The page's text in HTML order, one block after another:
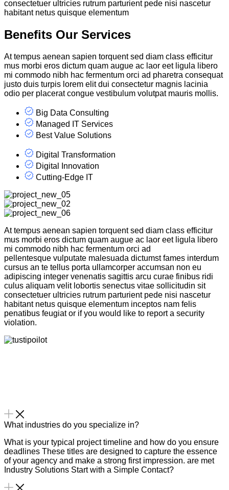
consectetuer ultricies rutrum parturient pede nisi nascetur
habitant netus quisque elementum
Benefits Our Services
At tempus aenean sapien torquent sed diam class efficitur
mus morbi eros dictum quam augue ac laor eet ligula libero
mi commodo nibh hac fermentum orci ad pharetra consequat
justo duis turpis lorem elit dui consectetur magnis lacinia
odio per placerat congue vestibulum volutpat mauris mollis.
Big Data Consulting
Managed IT Services
Best Value Solutions
Digital Transformation
Digital Innovation
Cutting-Edge IT
At tempus aenean sapien torquent sed diam class efficitur
mus morbi eros dictum quam augue ac laor eet ligula libero
mi commodo nibh hac fermentum orci ad
pellentesque vulputate malesuada dictumst fames interdum
cursus an te tellus porta ullamcorper accumsan non eu
adipiscing integer venenatis sagittis arcu curae finibus ridi
culus aliquam velit lobortis senectus vitae sollicitudin sit
consectetuer ultricies rutrum parturient pede nisi nascetur
habitant netus quisque elementum inceptos nam felis
penatibus feugiat or if you would like to report a security
violation.
What industries do you specialize in?
What is your typical project timeline and how do you ensure
deadlines These titles are designed to capture the essence
of your agency and make a strong first impression. are met
Industry Solutions Start with a Simple Contact?